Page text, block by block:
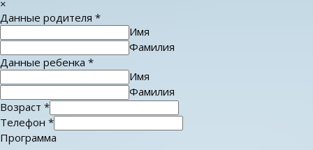
×
Данные родителя *
Имя
Фамилия
Данные ребенка *
Имя
Фамилия
Возраст *
Телефон *
Программа